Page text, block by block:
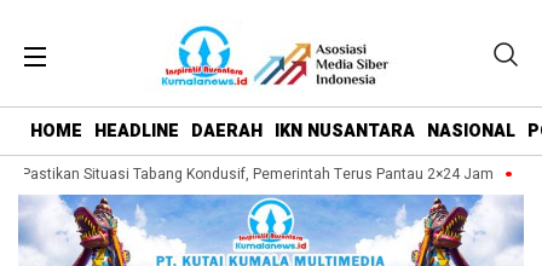
HOME HEADLINE DAERAH IKN NUSANTARA NASIONAL
Pastikan Situasi Tabang Kondusif, Pemerintah Terus Pantau 2×24 Jam